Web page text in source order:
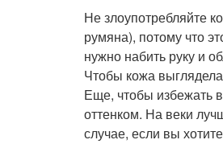
Не злоупотребляйте
румяна), потому что
нужно набить руку и
Чтобы кожа
Еще, чтобы избежать
оттенком. На веки
случае, если вы